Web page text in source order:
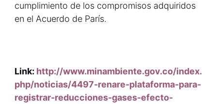
cumplimiento de los compromisos adquiridos
en el Acuerdo de París.
Link: http://www.minambiente.gov.co/index.
php/noticias/4497-renare-plataforma-para-
registrar-reducciones-gases-efecto-